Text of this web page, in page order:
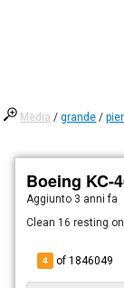
Media /grande /
Boeing KC-
Aggiunto 3 anni fa
Clean 16 resting
4 of 1846049